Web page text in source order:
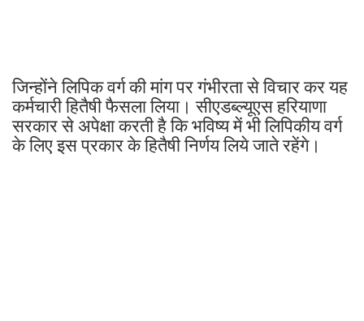
जिन्होंने लिपिक वर्ग की मांग पर गंभीरता से विचार कर यह
कर्मचारी हितैषी फैसला लिया। सीएडब्ल्यूएस हरियाणा
सरकार से अपेक्षा करती है कि भविष्य में भी लिपिकीय वर्ग
के लिए इस प्रकार के हितैषी निर्णय लिये जाते रहेंगे।